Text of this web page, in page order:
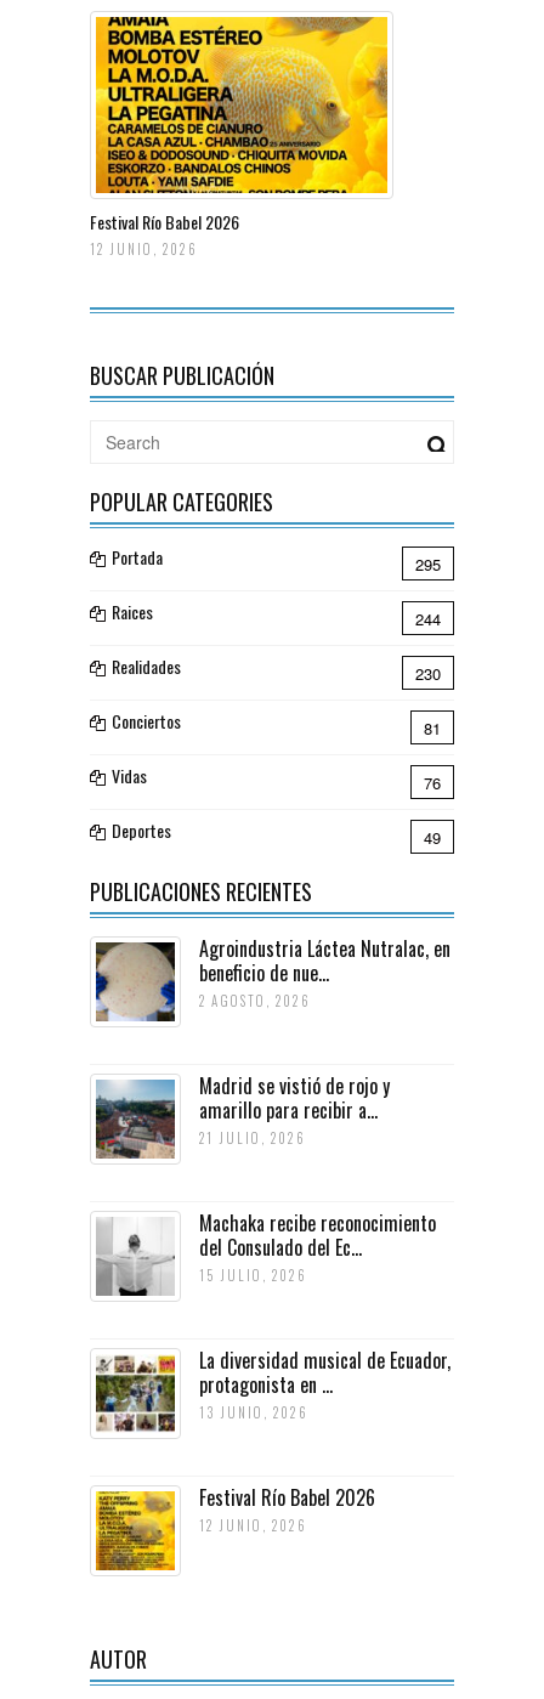
Festival Río Babel 2026
12 JUNIO, 2026
BUSCAR PUBLICACIÓN
POPULAR CATEGORIES
Portada 295
Raices 244
Realidades 230
Conciertos 81
Vidas 76
Deportes 49
PUBLICACIONES RECIENTES
Agroindustria Láctea Nutralac, en
beneficio de nue...
2 AGOSTO, 2026
Madrid se vistió de rojo y
amarillo para recibir a...
21 JULIO, 2026
Machaka recibe reconocimiento
del Consulado del Ec...
15 JULIO, 2026
La diversidad musical de Ecuador,
protagonista en ...
13 JUNIO, 2026
Festival Río Babel 2026
12 JUNIO, 2026
AUTOR